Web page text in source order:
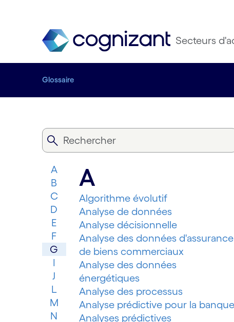
Secteurs
Glossaire
A
B
C
D
E
F
G
I
J
L
M
N
A
Algorithme évolutif
Analyse de données
Analyse décisionnelle
Analyse des données d'assurance
de biens commerciaux
Analyse des données
énergétiques
Analyse des processus
Analyse prédictive pour la banque
Analyses prédictives